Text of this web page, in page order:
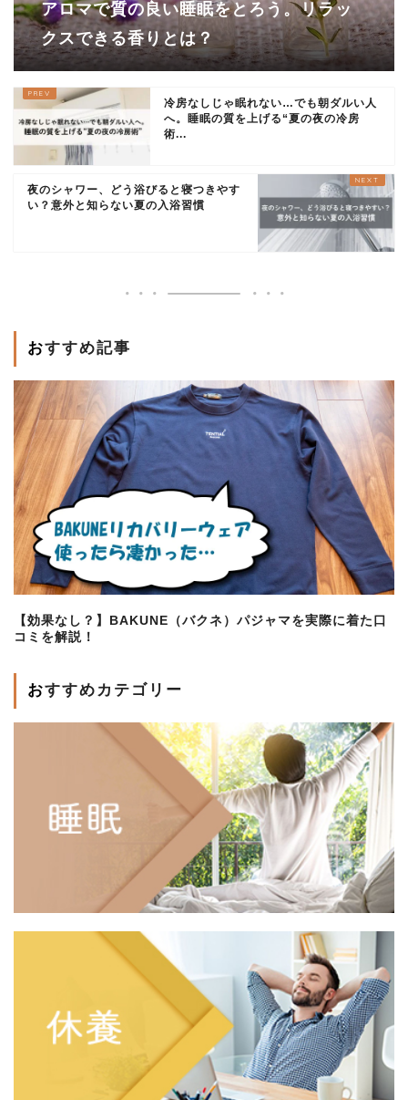
アロマで質の良い睡眠をとろう。リラッ
クスできる香りとは？
冷房なしじゃ眠れない…でも朝ダルい人
へ。睡眠の質を上げる“夏の夜の冷房
術...
夜のシャワー、どう浴びると寝つきやす
い？意外と知らない夏の入浴習慣
おすすめ記事
【効果なし？】BAKUNE（バクネ）パジャマを実際に着た口
コミを解説！
おすすめカテゴリー